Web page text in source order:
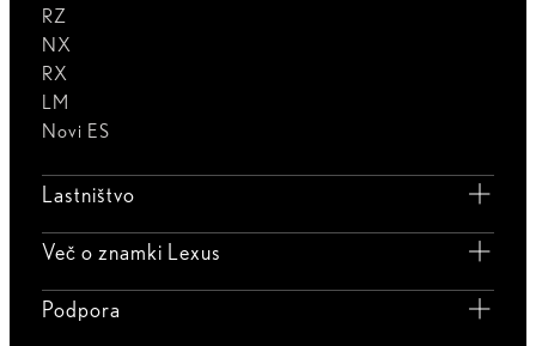
RZ
NX
RX
LM
Novi ES
Lastništvo
Več o znamki Lexus
Podpora